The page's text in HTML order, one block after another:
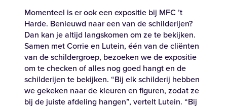
Momenteel is erookeen expositie bij MFC ’t
Harde. Benieuwd naareen van deschilderijen?
Dan kan jealtijd langskomen om zete bekijken.
Samen met Corrieen Lutein, één van decliënten
van deschildergroep, bezoeken we deexpositie
om techecken ofalles nog goed hangten de
schilderijen te bekijken. “Bij elkschilderij hebben
wegekeken naarde kleuren en figuren, zodatze
bij de juisteafdeling hangen”, vertelt Lutein. “Bij
Zoeken
Recente zoekopdrachten: Vacatures Werken bij